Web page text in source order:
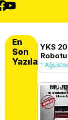
En
Son
Yazılanlar
YKS
Robotu
1